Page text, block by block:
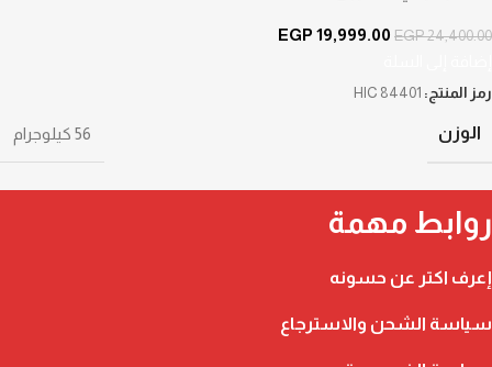
EGP24,400.00
EGP 19,999.00
رمز المنتج: HIC 84401
الوزن 56 كيلوجرام
روابط مهمة
إعرف اكتر عن حسونه
سياسة الشحن والاسترجاع